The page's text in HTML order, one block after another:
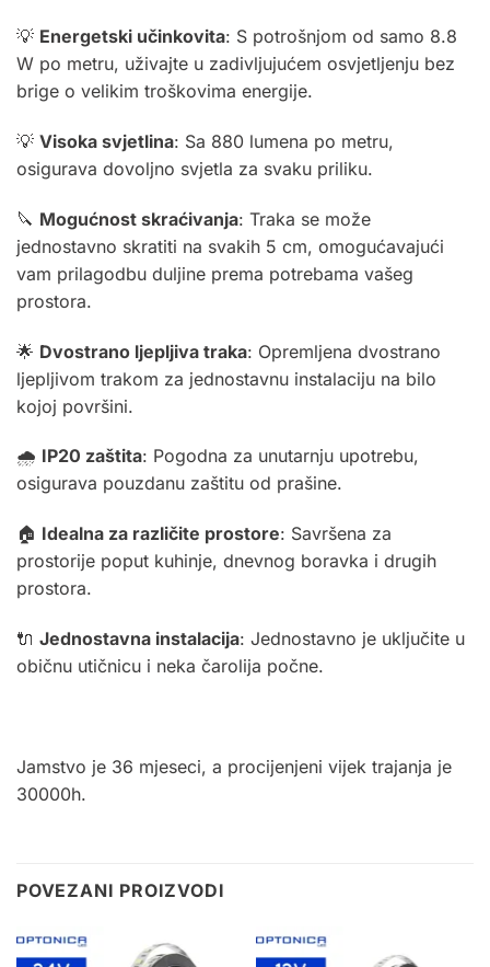
💡 Energetski učinkovita: S potrošnjom od samo 8.8
W po metru, uživajte u zadivljujućem osvjetljenju bez
brige o velikim troškovima energije.
💡 Visoka svjetlina: Sa 880 lumena po metru,
osigurava dovoljno svjetla za svaku priliku.
🔪 Mogućnost skraćivanja: Traka se može
jednostavno skratiti na svakih 5 cm, omogućavajući
vam prilagodbu duljine prema potrebama vašeg
prostora.
🌟 Dvostrano ljepljiva traka: Opremljena dvostrano
ljepljivom trakom za jednostavnu instalaciju na bilo
kojoj površini.
🌧️ IP20 zaštita: Pogodna za unutarnju upotrebu,
osigurava pouzdanu zaštitu od prašine.
🏠 Idealna za različite prostore: Savršena za
prostorije poput kuhinje, dnevnog boravka i drugih
prostora.
🔌 Jednostavna instalacija: Jednostavno je uključite u
običnu utičnicu i neka čarolija počne.
Jamstvo je 36 mjeseci, a procijenjeni vijek trajanja je
30000h.
POVEZANI PROIZVODI